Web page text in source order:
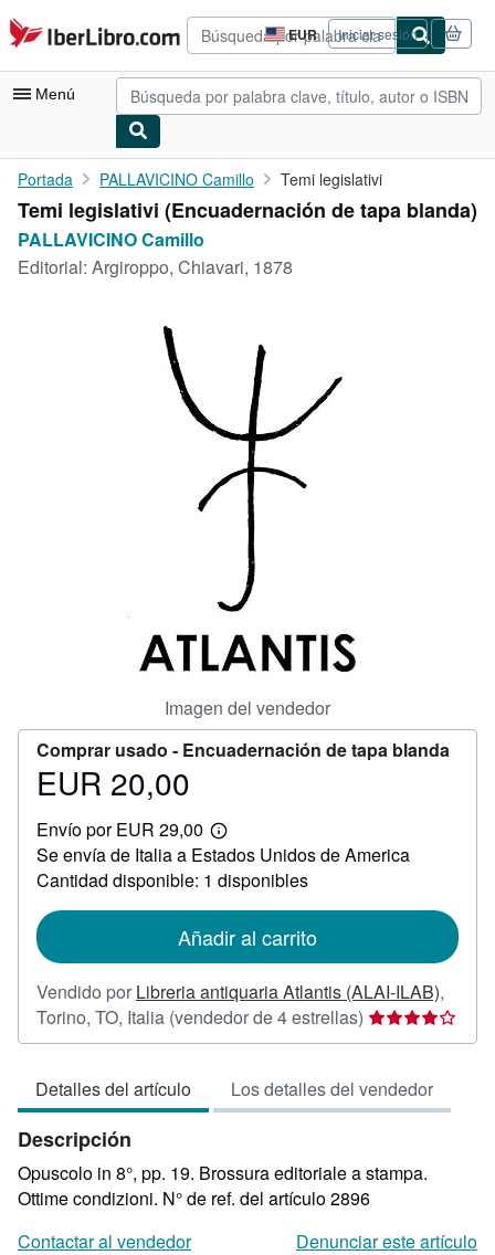
Pasar al contenido principal
IberLibro.com EUR
Preferencias
de
compra
del
Iniciar sesión
Menú
Mi cuenta
Consultar mis pedidos
CERRAR
Portada PALLAVICINO Camillo Temi legislativi
Temi legislativi (Encuadernación de tapa blanda)
PALLAVICINO Camillo
Editorial: Argiroppo, Chiavari, 1878
Imagen del vendedor
Comprar usado - Encuadernación de tapa blanda
Precio
20,00
EUR 20,00
Envío por EUR 29,00
Más
información
sobre
las
envío
Se envía de Italia a Estados Unidos de America
Cantidad disponible: 1 disponibles
Añadir al carrito
Vendido por Libreria antiquaria Atlantis (ALAI-ILAB),
Torino, TO, Italia (vendedor de 4 estrellas) Calificación
del
4
de
estrellas
Detalles del artículo Los detalles del vendedor
Descripción
Opuscolo in 8°, pp. 19. Brossura editoriale a stampa.
Ottime condizioni. N° de ref. del artículo 2896
Contactar al vendedor
Denunciar este artículo